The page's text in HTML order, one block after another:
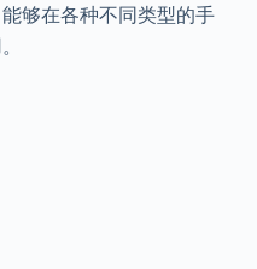
够在各种不同类型的手